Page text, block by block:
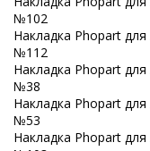
№102
Накладка Phopart
№112
Накладка Phopart
№38
Накладка Phopart
№53
Накладка Phopart